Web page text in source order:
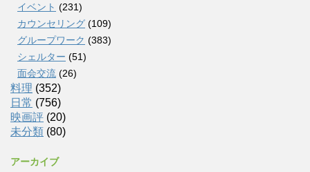
イベント (231)
カウンセリング (109)
グループワーク (383)
シェルター (51)
面会交流 (26)
料理 (352)
日常 (756)
映画評 (20)
未分類 (80)
アーカイブ